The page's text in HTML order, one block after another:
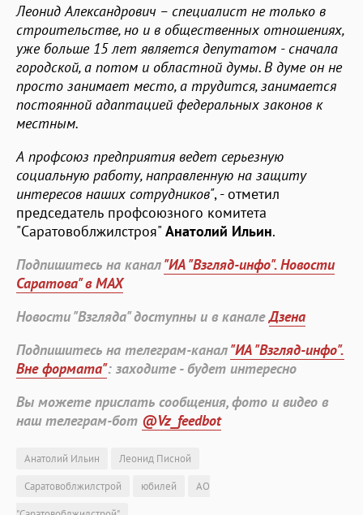
Леонид Александрович – специалист не только в
строительстве, но и в общественных отношениях,
уже больше 15 лет является депутатом - сначала
городской, а потом и областной думы. В думе он не
просто занимает место, а трудится, занимается
постоянной адаптацией федеральных законов к
местным.
А профсоюз предприятия ведет серьезную
социальную работу, направленную на защиту
интересов наших сотрудников", - отметил
председатель профсоюзного комитета
"Саратовоблжилстроя" Анатолий Ильин.
Подпишитесь на канал"ИА "Взгляд-инфо". Новости
Саратова" в MAX
Новости "Взгляда" доступны и в каналеДзена
Подпишитесь на телеграм-канал"ИА "Взгляд-инфо".
Вне формата": заходите - будет интересно
Вы можете прислать сообщения, фото и видео в
наш телеграм-бот @Vz_feedbot
Анатолий Ильин
Леонид Писной
Саратовоблжилстрой
юбилей
АО